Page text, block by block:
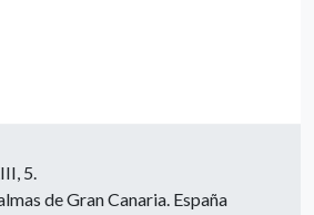
5.
de Gran Canaria. España